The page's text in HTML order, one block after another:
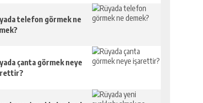
telefon görmek ne
çanta görmek neye